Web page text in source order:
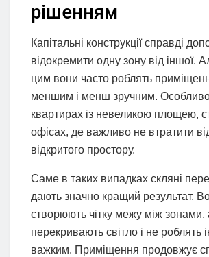
рішенням
Капітальні конструкції справді
відокремити одну зону від іншої.
цим вони часто роблять
меншим і менш зручним.
квартирах із невеликою площею,
офісах, де важливо не втратити
відкритого простору.
Саме в таких випадках скляні
дають значно кращий результат.
створюють чітку межу між зонами,
перекривають світло і не роблять
важким. Приміщення продовжує